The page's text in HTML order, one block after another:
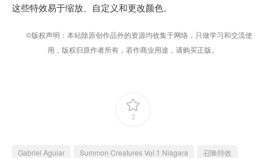
这些特效易于缩放、自定义和更改颜色。
©版权声明：本站除原创作品外的资源均收集于网络，只做学习和交流使
用，版权归原作者所有，若作商业用途，请购买正版。
3
Gabriel Aguiar Summon Creatures Vol.1 Niagara
召唤特效